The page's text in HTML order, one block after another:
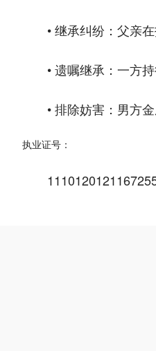
• 继承纠纷：父亲
• 遗嘱继承：一方
• 排除妨害：男方
执业证号：